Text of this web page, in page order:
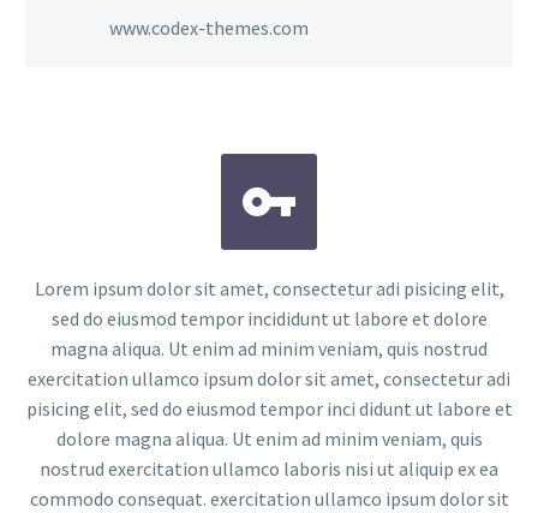
www.codex-themes.com


Lorem ipsum dolor sit amet, consectetur adi pisicing elit,
sed do eiusmod tempor incididunt ut labore et dolore
magna aliqua. Ut enim ad minim veniam, quis nostrud
exercitation ullamco ipsum dolor sit amet, consectetur adi
pisicing elit, sed do eiusmod tempor inci didunt ut labore et
dolore magna aliqua. Ut enim ad minim veniam, quis
nostrud exercitation ullamco laboris nisi ut aliquip ex ea
commodo consequat. exercitation ullamco ipsum dolor sit